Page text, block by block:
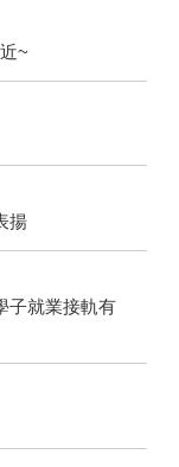
~
揚
子就業接軌有